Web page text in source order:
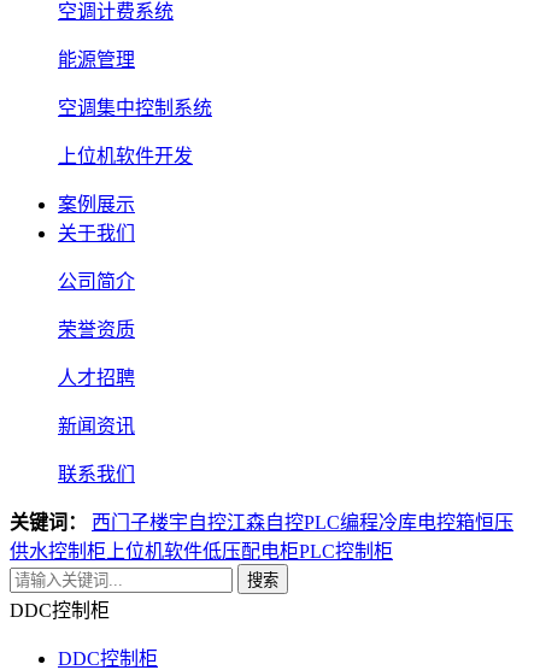
空调计费系统
能源管理
空调集中控制系统
上位机软件开发
案例展示
关于我们
公司简介
荣誉资质
人才招聘
新闻资讯
联系我们
关键词： 西门子楼宇自控江森自控PLC编程冷库电控箱恒压
供水控制柜 上位机软件低压配电柜PLC控制柜
搜索
DDC控制柜
DDC控制柜